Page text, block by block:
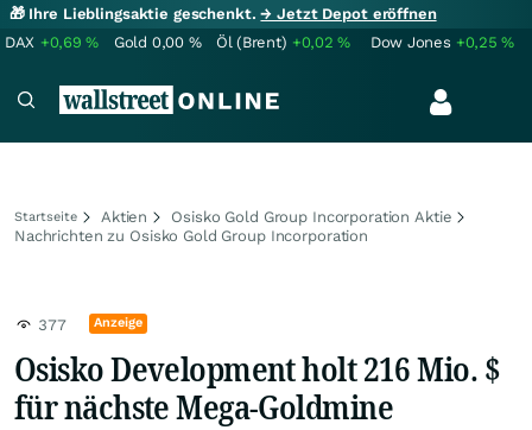
🎁 Ihre Lieblingsaktie geschenkt.→ Jetzt Depot eröffnen
DAX +0,69% Gold 0,00 % Öl (Brent) +0,02% Dow Jones +0,25%
Startseite Aktien
Osisko Gold Group Incorporation Aktie
Nachrichten zu Osisko Gold Group Incorporation
377 Anzeige
Osisko Development holt 216 Mio. $
für nächste Mega-Goldmine